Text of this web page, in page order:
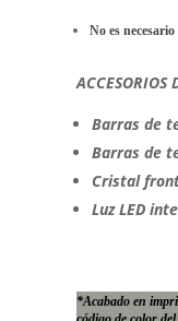
No es
ACCESORIOS
Barras de
Barras de
Cristal
Luz LED
*Acabado en